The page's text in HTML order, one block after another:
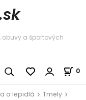
obuvy a športových
0
a lepidlá Tmely